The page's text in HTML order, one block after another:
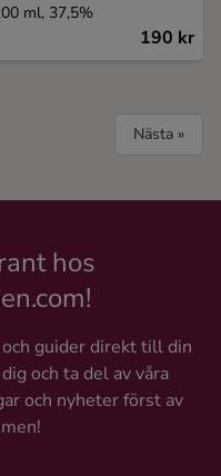
ml, 37,5%
190 kr
Nästa »
hos
guider direkt till din
och ta del av våra
och nyheter först av